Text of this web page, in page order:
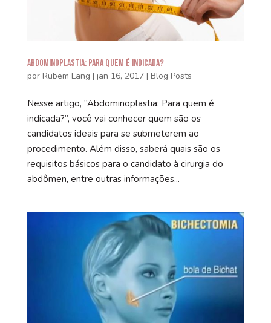
Abdominoplastia: Para quem é indicada?
por Rubem Lang | jan 16, 2017| Blog Posts
Nesse artigo, “Abdominoplastia: Para quem é
indicada?”, você vai conhecer quem são os
candidatos ideais para se submeterem ao
procedimento. Além disso, saberá quais são os
requisitos básicos para o candidato à cirurgia do
abdômen, entre outras informações...